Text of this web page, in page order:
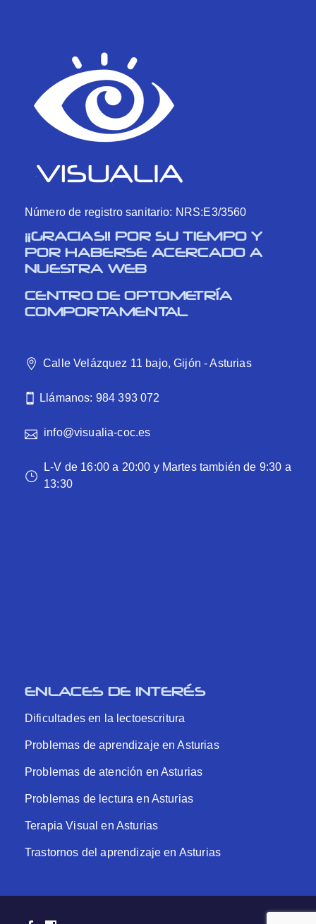
Número de registro sanitario: NRS:E3/3560
¡¡GRACIAS!! POR SU TIEMPO Y
POR HABERSE ACERCADO A
NUESTRA WEB
CENTRO DE OPTOMETRÍA
COMPORTAMENTAL
Calle Velázquez 11 bajo, Gijón - Asturias
Llámanos: 984 393 072
info@visualia-coc.es
L-V de 16:00 a 20:00 y Martes también de 9:30 a
13:30
ENLACES DE INTERÉS
Dificultades en la lectoescritura
Problemas de aprendizaje en Asturias
Problemas de atención en Asturias
Problemas de lectura en Asturias
Terapia Visual en Asturias
Trastornos del aprendizaje en Asturias